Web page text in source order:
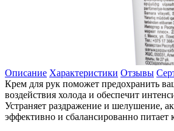
Описание Характеристики Отзывы
Крем для рук поможет предохранить
воздействия холода и обеспечит
Устраняет раздражение и шелушение,
эффективно и сбалансированно питает